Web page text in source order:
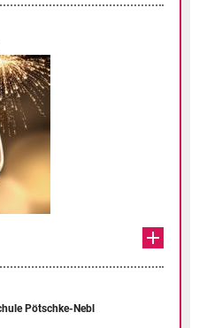
Pötschke-Nebl